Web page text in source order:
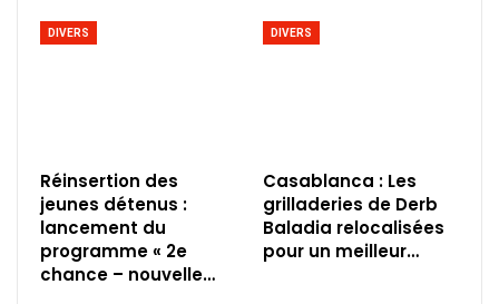
DIVERS
Réinsertion des
jeunes détenus :
lancement du
programme « 2e
chance – nouvelle…
DIVERS
Casablanca : Les
grilladeries de Derb
Baladia relocalisées
pour un meilleur…